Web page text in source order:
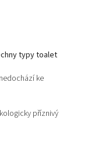
typy toalet
ke
příznivý